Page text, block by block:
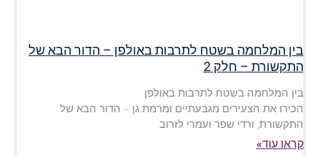
בין המלחמה בשטח לתרבות באולפן – הדור הבא של
התקשורת – חלק 2
בין המלחמה בשטח לתרבות באולפן
הכירו את הצעירים מגבעתיים ומרמת גן – הדור הבא של
התקשורת, ורדי שפר ועמרי לזרוב
קראו עוד»